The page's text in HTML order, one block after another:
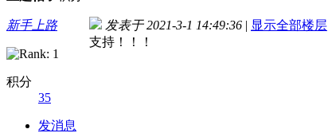
新手上路
积分
35
发消息
发表于 2021-3-1 14:49:36 | 显示全部楼层
支持！！！